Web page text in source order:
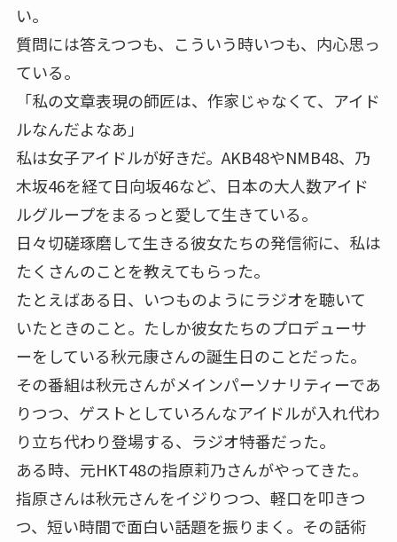
い。
質問には答えつつも、こういう時いつも、内心思っ
ている。
「私の文章表現の師匠は、作家じゃなくて、アイド
ルなんだよなあ」
私は女子アイドルが好きだ。AKB48やNMB48、乃
木坂46を経て日向坂46など、日本の大人数アイド
ルグループをまるっと愛して生きている。
日々切磋琢磨して生きる彼女たちの発信術に、私は
たくさんのことを教えてもらった。
たとえばある日、いつものようにラジオを聴いて
いたときのこと。たしか彼女たちのプロデューサ
ーをしている秋元康さんの誕生日のことだった。
その番組は秋元さんがメインパーソナリティーであ
りつつ、ゲストとしていろんなアイドルが入れ代わ
り立ち代わり登場する、ラジオ特番だった。
ある時、元HKT48の指原莉乃さんがやってきた。
指原さんは秋元さんをイジりつつ、軽口を叩きつ
つ、短い時間で面白い話題を振りまく。その話術